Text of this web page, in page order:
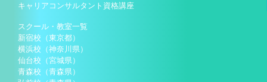
キャリアコンサルタント資格講座
スクール・教室一覧
新宿校（東京都）
横浜校（神奈川県）
仙台校（宮城県）
青森校（青森県）